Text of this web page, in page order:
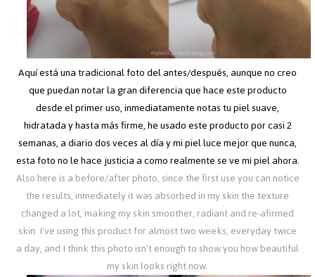
Aquí está una tradicional foto del antes/después, aunque no creo
que puedan notar la gran diferencia que hace este producto
desde el primer uso, inmediatamente notas tu piel suave,
hidratada y hasta más firme, he usado este producto por casi 2
semanas, a diario dos veces al día y mi piel luce mejor que nunca,
esta foto no le hace justicia a como realmente se ve mi piel ahora.
Also here is a before/after photo, since the first use you can notice
the results, inmediately it was absorbed in my skin the texture
changed a lot, making my skin smoother, radiant and re-afirmed
skin. I've using this product for almost two weeks, everyday twice
a day, and I think this photo isn't enough to show you how beautiful
my skin looks right now.